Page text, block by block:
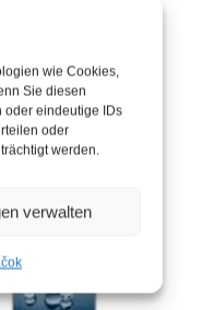
wie Cookies,
Sie diesen
oder eindeutige IDs
oder
werden.
verwalten